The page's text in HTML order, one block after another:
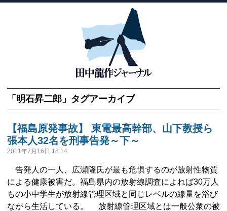
「 明石昇二郎 」タグアーカイブ
【福島原発事故】 東電最高幹部、山下教授ら
張本人32名を刑事告発～下～
2011年7月16日 18:14
告発人の一人、広瀬隆氏が最も危惧するのが放射性物質
による健康被害だ。福島県内の放射線調査によれば30万人
もの小中学生が放射線管理区域と同じレベルの線量を浴び
ながら生活している。 放射線管理区域とは一般公衆の被